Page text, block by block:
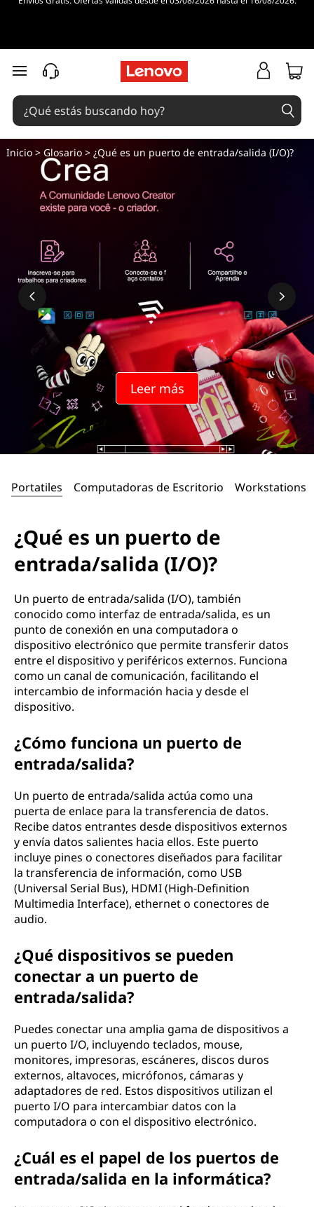
Ir al contenido principal
Leer más
Inicio> Glosario> ¿Qué es un puerto de entrada/salida (I/O)?
Portatiles Computadoras de Escritorio Workstations
¿Qué es un puerto de
entrada/salida (I/O)?
Un puerto de entrada/salida (I/O), también
conocido como interfaz de entrada/salida, es un
punto de conexión en una computadora o
dispositivo electrónico que permite transferir datos
entre el dispositivo y periféricos externos. Funciona
como un canal de comunicación, facilitando el
intercambio de información hacia y desde el
dispositivo.
¿Cómo funciona un puerto de
entrada/salida?
Un puerto de entrada/salida actúa como una
puerta de enlace para la transferencia de datos.
Recibe datos entrantes desde dispositivos externos
y envía datos salientes hacia ellos. Este puerto
incluye pines o conectores diseñados para facilitar
la transferencia de información, como USB
(Universal Serial Bus), HDMI (High-Definition
Multimedia Interface), ethernet o conectores de
audio.
¿Qué dispositivos se pueden
conectar a un puerto de
entrada/salida?
Puedes conectar una amplia gama de dispositivos a
un puerto I/O, incluyendo teclados, mouse,
monitores, impresoras, escáneres, discos duros
externos, altavoces, micrófonos, cámaras y
adaptadores de red. Estos dispositivos utilizan el
puerto I/O para intercambiar datos con la
computadora o con el dispositivo electrónico.
¿Cuál es el papel de los puertos de
entrada/salida en la informática?